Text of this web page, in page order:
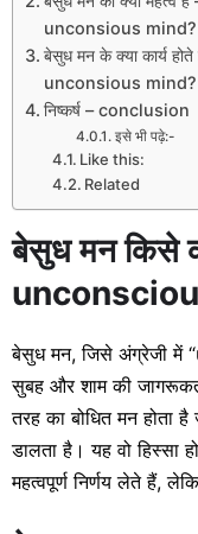
unconsious mind?
बेसुध मन के क्या कार्य
unconsious mind?
निष्कर्ष – conclusion
इसे भी पढ़े:-
Like this:
Related
बेसुध मन किसे
बेसुध मन, जिसे अंग्रेजी में
सुबह और शाम की
तरह का बोधित मन होता है
डालता है। यह वो हिस्सा
महत्वपूर्ण निर्णय लेते हैं,